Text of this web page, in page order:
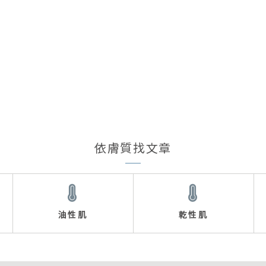
依膚質找文章
油性肌 乾性肌